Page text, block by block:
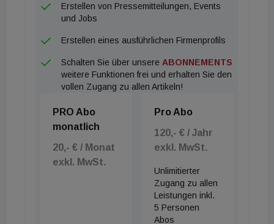
Erstellen von Pressemitteilungen, Events
und Jobs
Erstellen eines ausführlichen Firmenprofils
Schalten Sie über unsere ABONNEMENTS
weitere Funktionen frei und erhalten Sie den
vollen Zugang zu allen Artikeln!
PRO Abo
monatlich
20,- € / Monat
exkl. MwSt.
Pro Abo
120,- € / Jahr
exkl. MwSt.
Unlimitierter
Zugang zu allen
Leistungen inkl.
5 Personen
Abos